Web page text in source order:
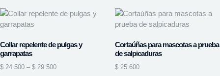
Collar repelente de pulgas y
garrapatas
$ 24.500 – $ 29.500
Cortaúñas para mascotas a prueba
de salpicaduras
$ 25.600